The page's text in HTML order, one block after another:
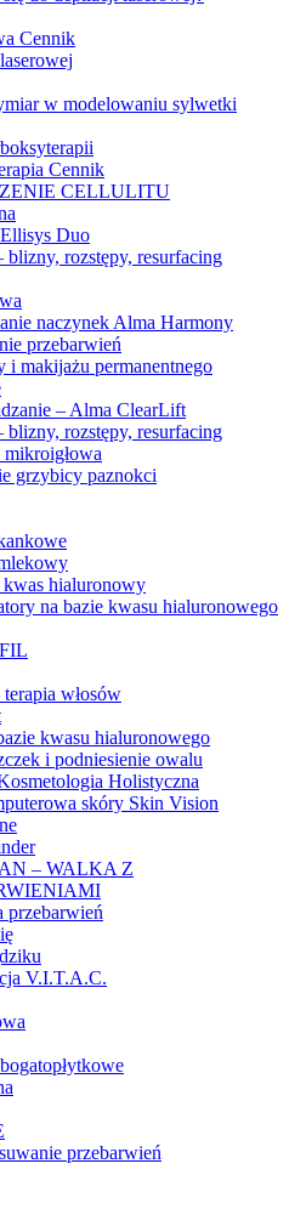
Cennik
w modelowaniu sylwetki
Cennik
CELLULITU
Duo
rozstępy, resurfacing
naczynek Alma Harmony
przebarwień
i makijażu permanentnego
– Alma ClearLift
rozstępy, resurfacing
grzybicy paznokci
hialuronowy
na bazie kwasu hialuronowego
włosów
kwasu hialuronowego
i podniesienie owalu
Holistyczna
skóry Skin Vision
– WALKA Z
V.I.T.A.C.
przebarwień